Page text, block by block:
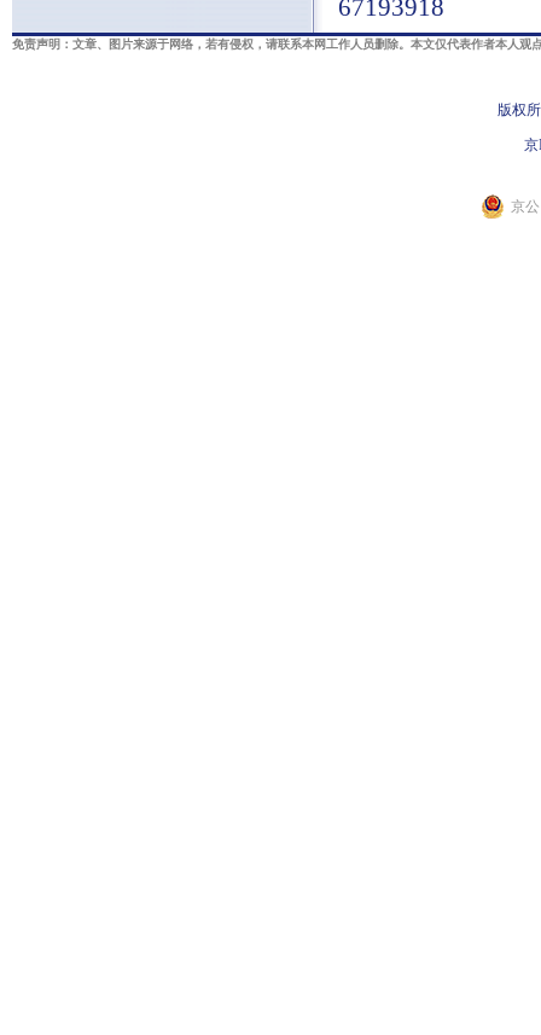
67193918
免责声明：文章、图片来源于网络，若有侵权，请联系本网工作人员删除。本文仅代表作者本人
版权
京
京公